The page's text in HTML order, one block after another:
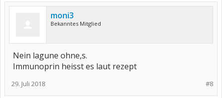
moni3
Bekanntes Mitglied
Nein lagune ohne,s.
Immunoprin heisst es laut rezept
#8
29. Juli 2018